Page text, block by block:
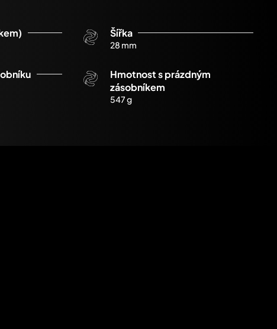
Šířka
28 mm
Hmotnost s prázdným
zásobníkem
547 g